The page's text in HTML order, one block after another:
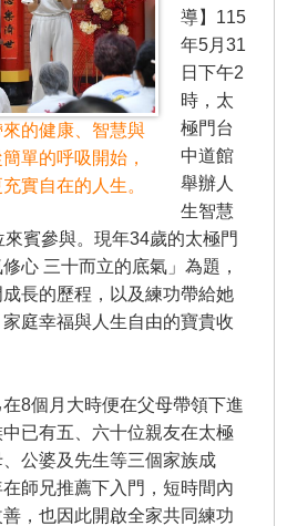
的健康、智慧與
單的呼吸開始，
實自在的人生。
導】115
年5月31
日下午2
時，太
極門台
中道館
舉辦人
生智慧
賓參與。現年34歲的太極門
心 三十而立的底氣」為題，
長的歷程，以及練功帶給她
庭幸福與人生自由的寶貴收
個月大時便在父母帶領下進
已有五、六十位親友在太極
公婆及先生等三個家族成
師兄推薦下入門，短時間內
，也因此開啟全家共同練功